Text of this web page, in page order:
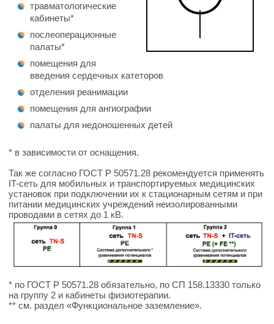
травматологические
кабинеты*
послеоперационные
палаты*
помещения для
введения сердечных катеторов
отделения реанимации
помещения для ангиографии
палаты для недоношенных детей
* в зависимости от оснащения.
Так же согласно ГОСТ Р 50571.28 рекомендуется применять
IT-сеть для мобильных и транспортируемых медицинских
установок при подключении их к стационарным сетям и при
питании медицинских учреждений неизолированными
проводами в сетях до 1 кВ.
* по ГОСТ Р 50571.28 обязательно, по СП 158.13330 только
на группу 2 и кабинеты физиотерапии.
** см. раздел «Функциональное заземление».